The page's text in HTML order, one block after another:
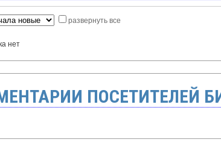
развернуть все
нет
ПОСЕТИТЕЛЕЙ